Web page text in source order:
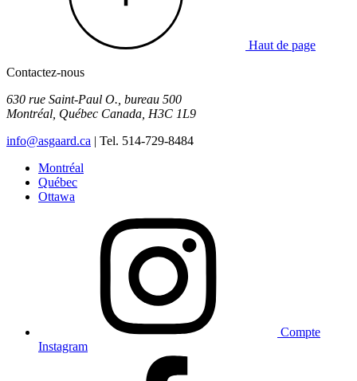
Haut de page
Contactez-nous
630 rue Saint-Paul O., bureau 500
Montréal Québec Canada H3C 1L9
info@asgaard.ca | Tel. 514-729-8484
Montréal
Québec
Ottawa
Compte
Instagram